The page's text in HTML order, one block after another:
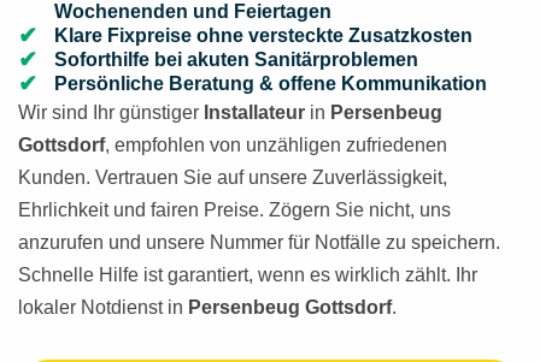
Wochenenden und Feiertagen
Klare Fixpreise ohne versteckte Zusatzkosten
Soforthilfe bei akuten Sanitärproblemen
Persönliche Beratung & offene Kommunikation
Wir sind Ihr günstiger Installateur in Persenbeug
Gottsdorf, empfohlen von unzähligen zufriedenen
Kunden. Vertrauen Sie auf unsere Zuverlässigkeit,
Ehrlichkeit und fairen Preise. Zögern Sie nicht, uns
anzurufen und unsere Nummer für Notfälle zu speichern.
Schnelle Hilfe ist garantiert, wenn es wirklich zählt. Ihr
lokaler Notdienst in Persenbeug Gottsdorf.